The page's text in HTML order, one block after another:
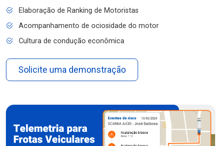
Elaboração de Ranking de Motoristas
Acompanhamento de ociosidade do motor
Cultura de condução econômica
Solicite uma demonstração